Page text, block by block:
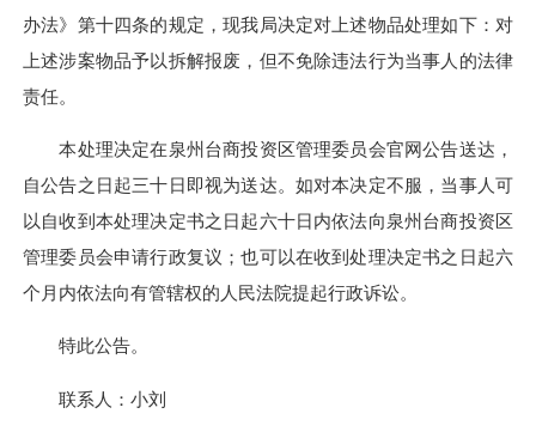
办法》第十四条的规定，现我局决定对上述物品处理如下：对
上述涉案物品予以拆解报废，但不免除违法行为当事人的法律
责任。
本处理决定在泉州台商投资区管理委员会官网公告送达，
自公告之日起三十日即视为送达。如对本决定不服，当事人可
以自收到本处理决定书之日起六十日内依法向泉州台商投资区
管理委员会申请行政复议；也可以在收到处理决定书之日起六
个月内依法向有管辖权的人民法院提起行政诉讼。
特此公告。
联系人：小刘